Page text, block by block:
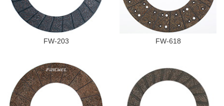
FW-203 FW-618